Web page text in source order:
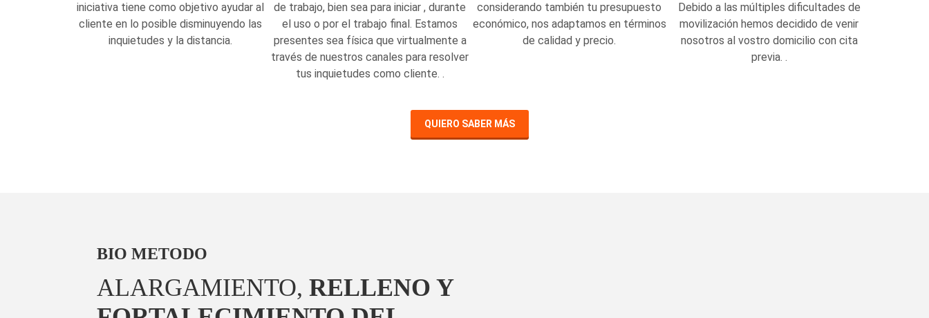
iniciativa tiene como objetivo ayudar al
cliente en lo posible disminuyendo las
inquietudes y la distancia.
de trabajo, bien sea para iniciar , durante
el uso o por el trabajo final. Estamos
presentes sea física que virtualmente a
través de nuestros canales para resolver
tus inquietudes como cliente. .
considerando también tu presupuesto
económico, nos adaptamos en términos
de calidad y precio.
Debido a las múltiples dificultades de
movilización hemos decidido de venir
nosotros al vostro domicilio con cita
previa. .
QUIERO SABER MÁS
BIO METODO
ALARGAMIENTO, RELLENO Y